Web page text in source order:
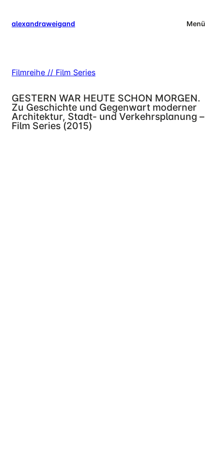
Inhalt
alexandraweigand Menü
Filmreihe // Film Series
GESTERN WAR HEUTE SCHON MORGEN.
Zu Geschichte und Gegenwart moderner
Architektur, Stadt- und Verkehrsplanung –
Film Series (2015)